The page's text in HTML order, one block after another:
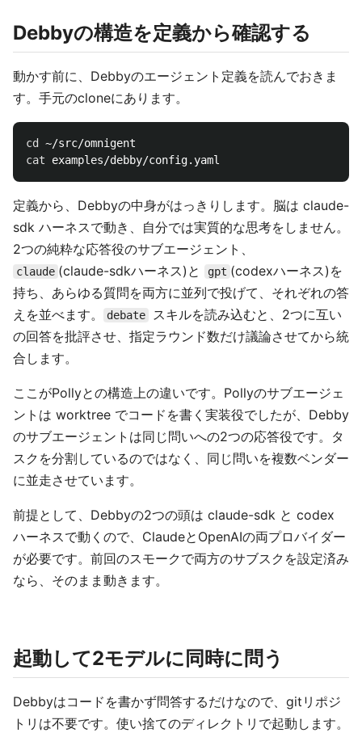
Debbyの構造を定義から確認する
動かす前に、Debbyのエージェント定義を読んでおきま
す。手元のcloneにあります。
cd
cat
定義から、Debbyの中身がはっきりします。脳は claude-
sdk ハーネスで動き、自分では実質的な思考をしません。
2つの純粋な応答役のサブエージェント、
claude (claude-sdkハーネス)と gpt (codexハーネス)を
持ち、あらゆる質問を両方に並列で投げて、それぞれの答
えを並べます。
debate
スキルを読み込むと、2つに互い
の回答を批評させ、指定ラウンド数だけ議論させてから統
合します。
ここがPollyとの構造上の違いです。Pollyのサブエージェ
ントは worktree でコードを書く実装役でしたが、Debby
のサブエージェントは同じ問いへの2つの応答役です。タ
スクを分割しているのではなく、同じ問いを複数ベンダー
に並走させています。
前提として、Debbyの2つの頭は claude-sdk と codex
ハーネスで動くので、ClaudeとOpenAIの両プロバイダー
が必要です。前回のスモークで両方のサブスクを設定済み
なら、そのまま動きます。
起動して2モデルに同時に問う
Debbyはコードを書かず問答するだけなので、gitリポジ
トリは不要です。使い捨てのディレクトリで起動します。